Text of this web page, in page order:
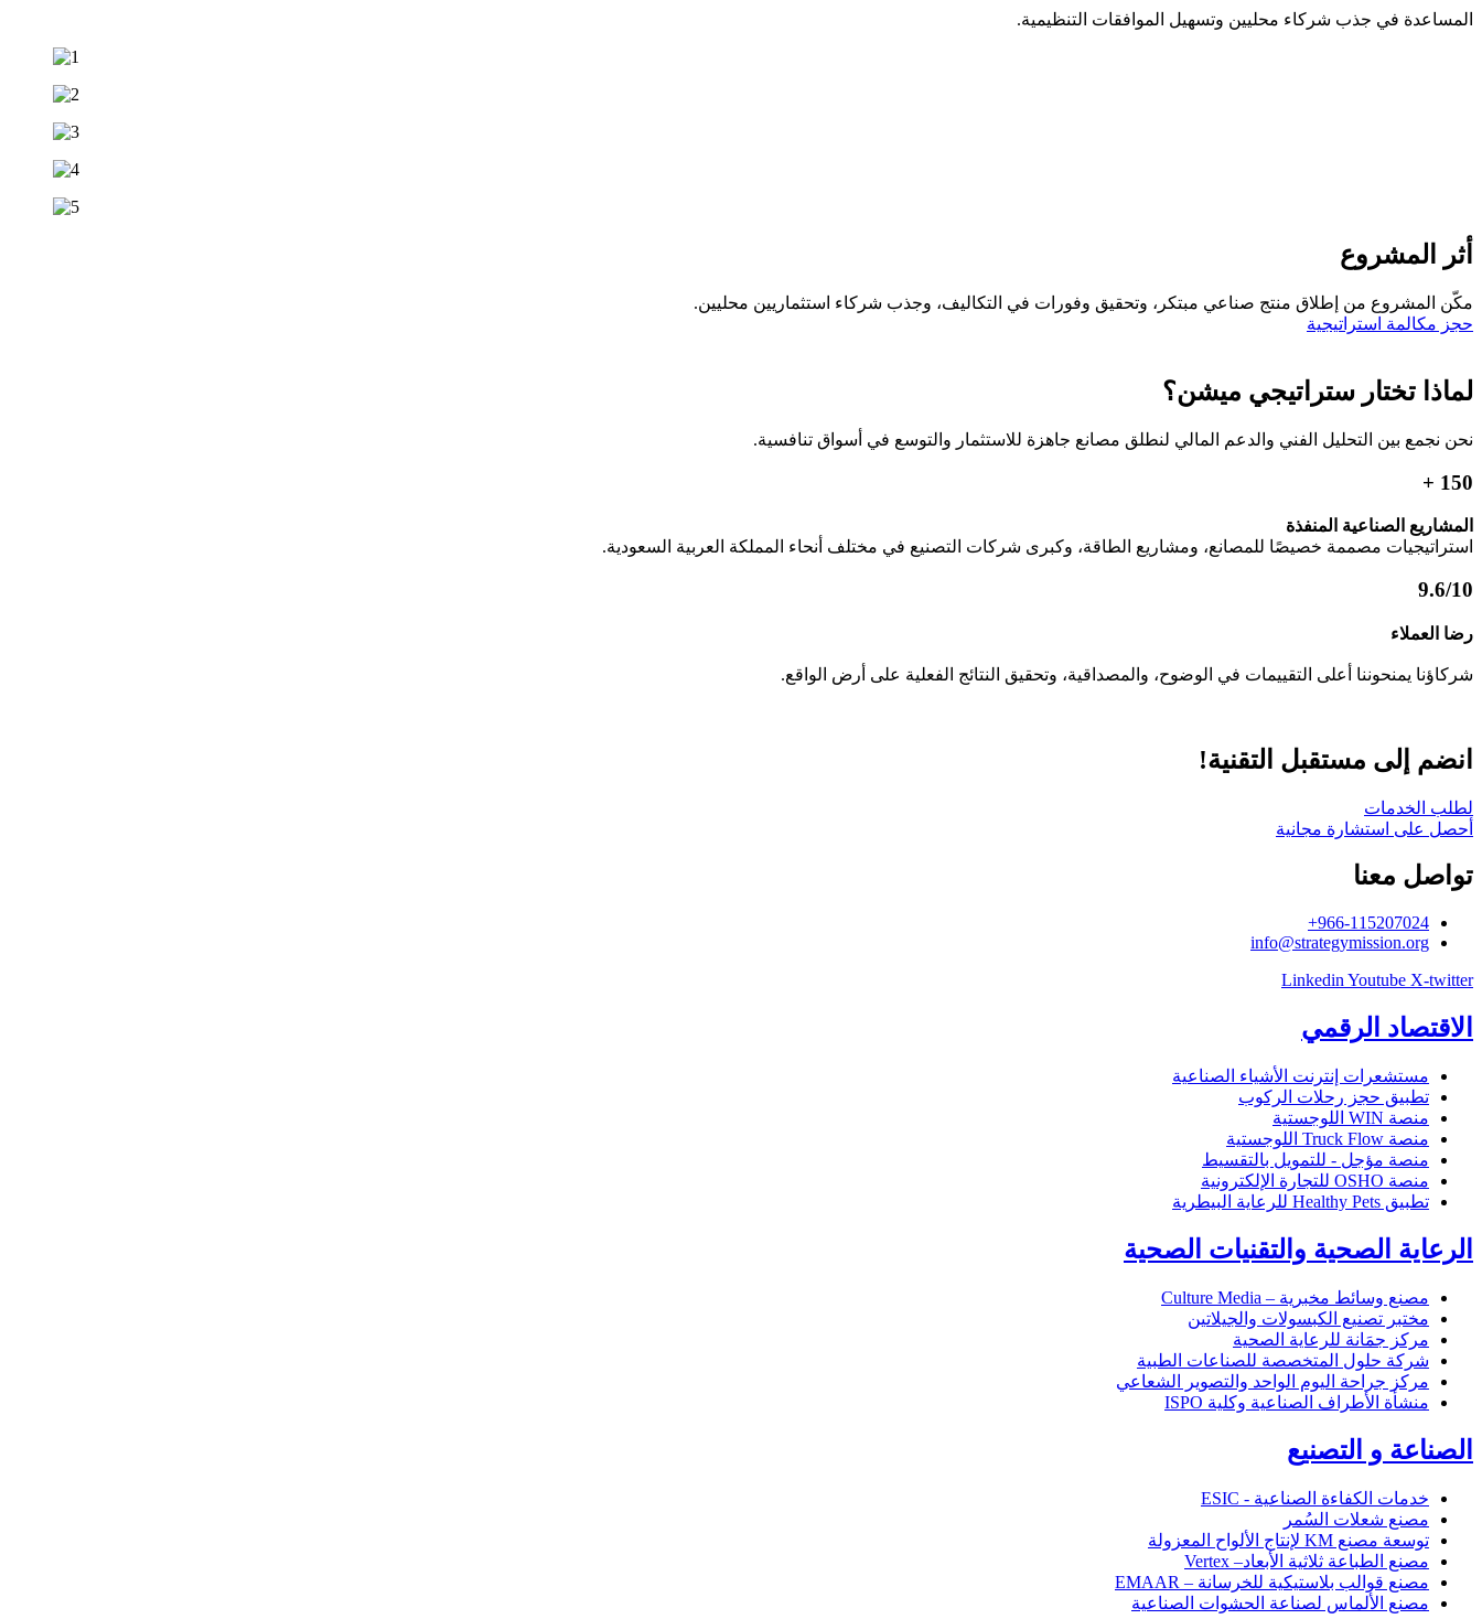
المساعدة في جذب شركاء محليين وتسهيل الموافقات التنظيمية.
أثر المشروع
مكّن المشروع من إطلاق منتج صناعي مبتكر، وتحقيق وفورات في التكاليف، وجذب شركاء استثماريين محليين.
حجز مكالمة استراتيجية
لماذا تختار ستراتيجي ميشن؟
نحن نجمع بين التحليل الفني والدعم المالي لنطلق مصانع جاهزة للاستثمار والتوسع في أسواق تنافسية.
150 +
المشاريع الصناعية المنفذة
استراتيجيات مصممة خصيصًا للمصانع، ومشاريع الطاقة، وكبرى شركات التصنيع في مختلف أنحاء المملكة العربية السعودية.
9.6/10
رضا العملاء
شركاؤنا يمنحوننا أعلى التقييمات في الوضوح، والمصداقية، وتحقيق النتائج الفعلية على أرض الواقع.
انضم إلى مستقبل التقنية!
لطلب الخدمات
أحصل على استشارة مجانية
تواصل معنا
966-115207024+
info@strategymission.org
Linkedin Youtube X-twitter
الاقتصاد الرقمي
مستشعرات إنترنت الأشياء الصناعية
تطبيق حجز رحلات الركوب
منصة WIN اللوجستية
منصة Truck Flow اللوجستية
منصة مؤجل - للتمويل بالتقسيط
منصة OSHO للتجارة الإلكترونية
تطبيق Healthy Pets للرعاية البيطرية
الرعاية الصحية والتقنيات الصحية
مصنع وسائط مخبرية – Culture Media
مختبر تصنيع الكبسولات والجيلاتين
مركز جمَانة للرعاية الصحية
شركة حلول المتخصصة للصناعات الطبية
مركز جراحة اليوم الواحد والتصوير الشعاعي
منشأة الأطراف الصناعية وكلية ISPO
الصناعة و التصنيع
خدمات الكفاءة الصناعية - ESIC
مصنع شعلات السُمر
توسعة مصنع KM لإنتاج الألواح المعزولة
مصنع الطباعة ثلاثية الأبعاد– Vertex
مصنع قوالب بلاستيكية للخرسانة – EMAAR
مصنع الألماس لصناعة الحشوات الصناعية